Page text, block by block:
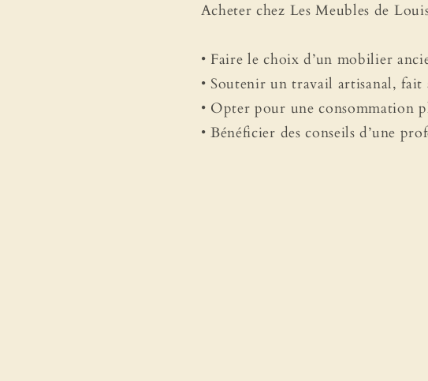
Acheter chez Les Meubles de
• Faire le choix d’un mobilier
• Soutenir un travail artisanal, fait
• Opter pour une consommation
• Bénéficier des conseils d’une